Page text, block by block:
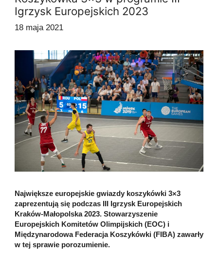
Igrzysk Europejskich 2023
18 maja 2021
Największe europejskie gwiazdy koszykówki 3×3
zaprezentują się podczas III Igrzysk Europejskich
Kraków-Małopolska 2023. Stowarzyszenie
Europejskich Komitetów Olimpijskich (EOC) i
Międzynarodowa Federacja Koszykówki (FIBA) zawarły
w tej sprawie porozumienie.